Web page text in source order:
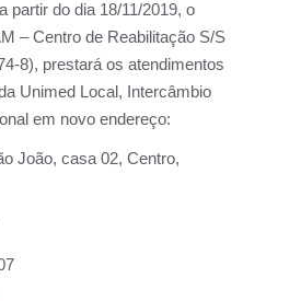
partir do dia 18/11/2019, o
– Centro de Reabilitação S/S
8), prestará os atendimentos
Unimed Local, Intercâmbio
em novo endereço:
João, casa 02, Centro,